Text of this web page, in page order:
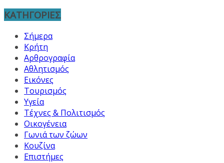
ΚΑΤΗΓΟΡΙΕΣ
Σήμερα
Κρήτη
Αρθρογραφία
Αθλητισμός
Εικόνες
Τουρισμός
Υγεία
Τέχνες & Πολιτισμός
Οικογένεια
Γωνιά των ζώων
Κουζίνα
Επιστήμες